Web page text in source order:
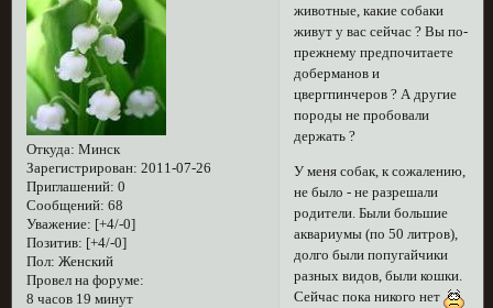
Откуда: Минск
Зарегистрирован: 2011-07-26
Приглашений: 0
Сообщений: 68
Уважение: [+4/-0]
Позитив: [+4/-0]
Пол: Женский
Провел на форуме:
8 часов 19 минут
животные, какие собаки
живут у вас сейчас ? Вы по-
прежнему предпочитаете
доберманов и
цвергпинчеров ? А другие
породы не пробовали
держать ?
У меня собак, к сожалению,
не было - не разрешали
родители. Были большие
аквариумы (по 50 литров),
долго были попугайчики
разных видов, были кошки.
Сейчас пока никого нет